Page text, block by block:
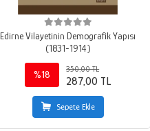
Edirne Vilayetinin Demografik Yapısı
(1831-1914)
%18
350,00 TL
287,00 TL
Sepete Ekle